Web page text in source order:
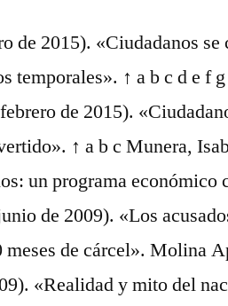
de 2015). «Ciudadanos se
temporales». ↑ a b c d e f
de 2015).
↑ a b c Munera,
un programa económico
de 2009). «Los
meses de cárcel». Molina
«Realidad y mito del